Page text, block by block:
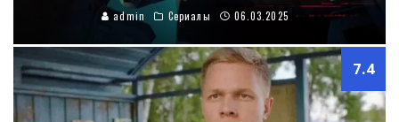
admin Сериалы 06.03.2025
7.4